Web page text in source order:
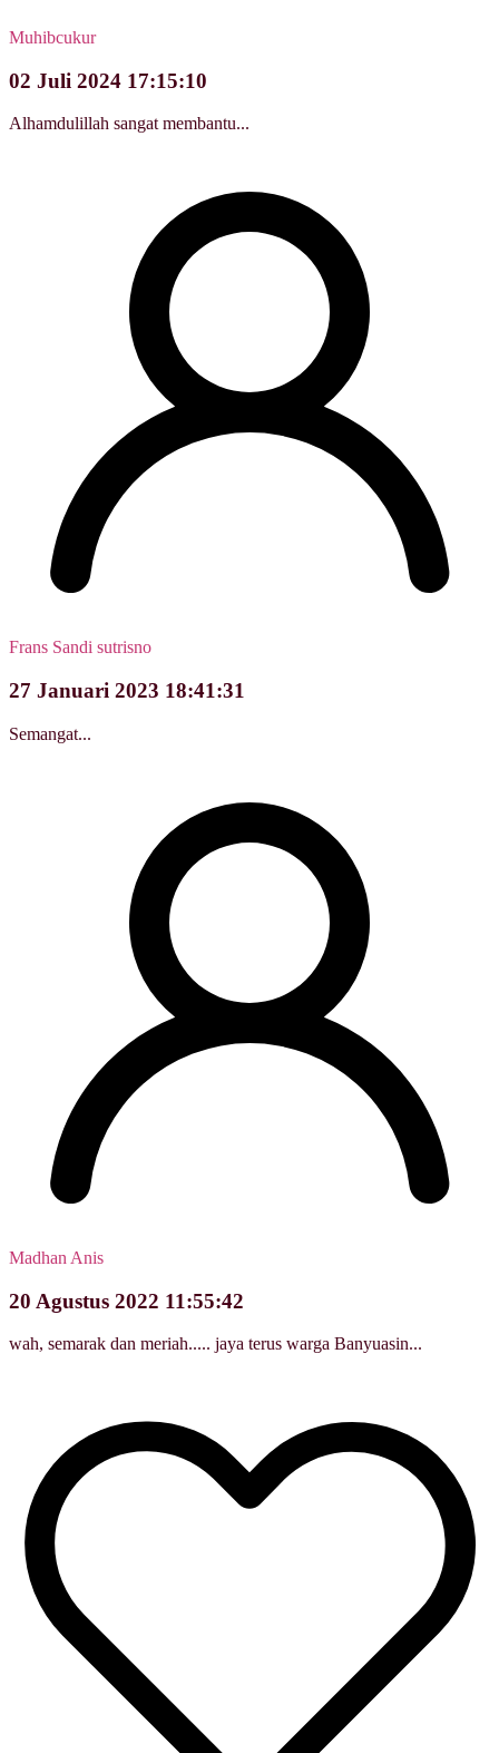
Muhibcukur
02 Juli 2024 17:15:10
Alhamdulillah sangat membantu...
Frans Sandi sutrisno
27 Januari 2023 18:41:31
Semangat...
Madhan Anis
20 Agustus 2022 11:55:42
wah, semarak dan meriah..... jaya terus warga Banyuasin...